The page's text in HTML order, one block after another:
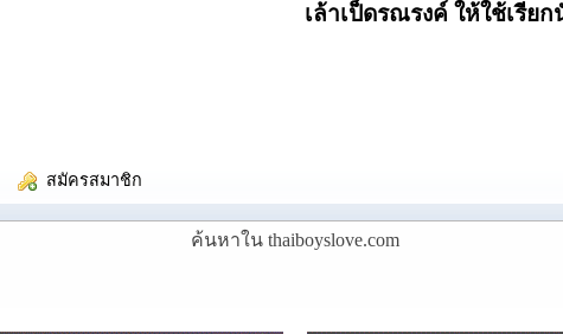
เล้าเป็ดรณรงค์ ให้ใช้เรีย
สมัครสมาชิก
ค้นหาใน thaiboyslove.com